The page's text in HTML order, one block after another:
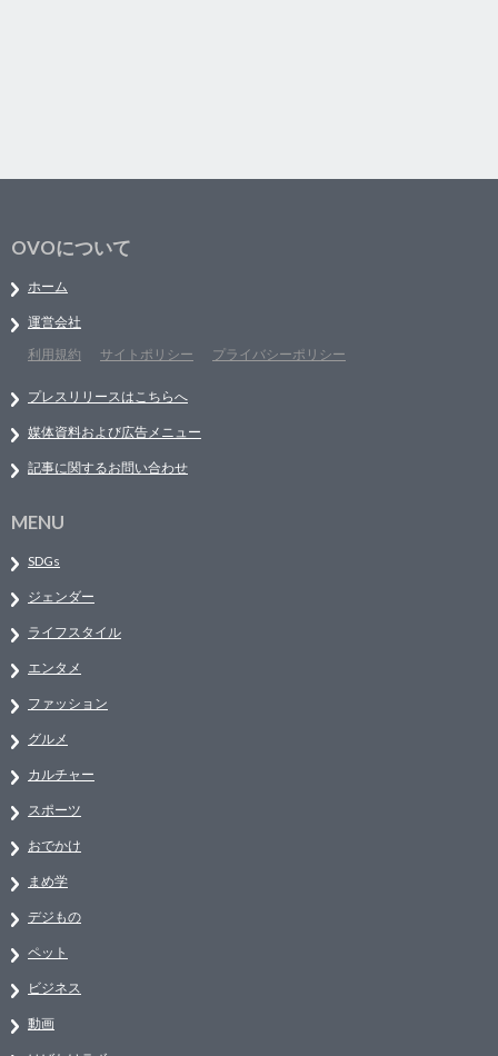
OVOについて
ホーム
運営会社
利用規約
サイトポリシー プライバシーポリシー
プレスリリースはこちらへ
媒体資料および広告メニュー
記事に関するお問い合わせ
MENU
SDGs
ジェンダー
ライフスタイル
エンタメ
ファッション
グルメ
カルチャー
スポーツ
おでかけ
まめ学
デジもの
ペット
ビジネス
動画